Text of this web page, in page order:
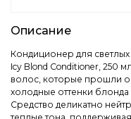
Описание
Кондиционер для
Icy Blond Conditioner, 250
волос, которые прошли
холодные оттенки
Средство деликатно